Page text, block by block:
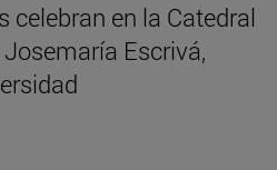
celebran en la Catedral
Escrivá,